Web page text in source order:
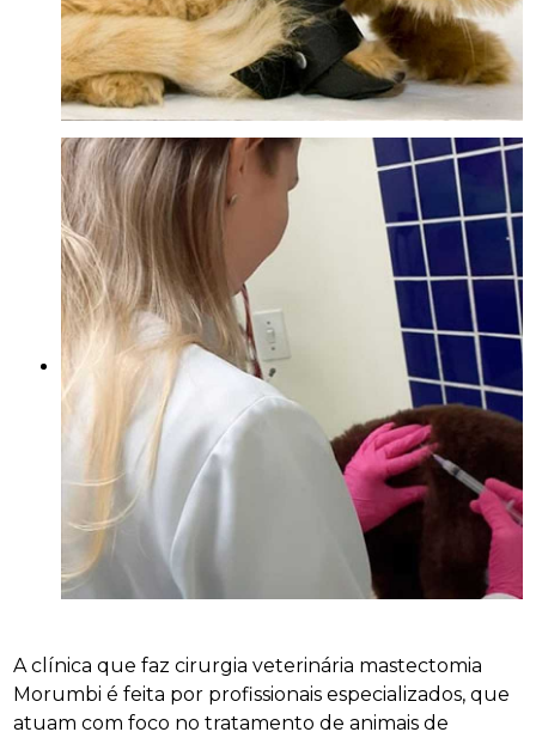
A clínica que faz cirurgia veterinária mastectomia
Morumbi é feita por profissionais especializados, que
atuam com foco no tratamento de animais de